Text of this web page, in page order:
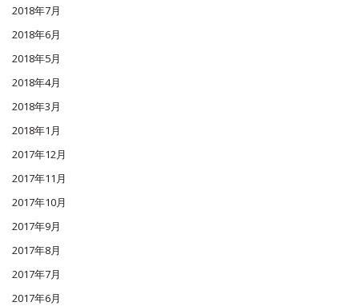
2018年7月
2018年6月
2018年5月
2018年4月
2018年3月
2018年1月
2017年12月
2017年11月
2017年10月
2017年9月
2017年8月
2017年7月
2017年6月